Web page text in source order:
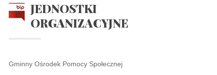
JEDNOSTKI
ORGANIZACYJNE
Gminny Ośrodek Pomocy Społecznej